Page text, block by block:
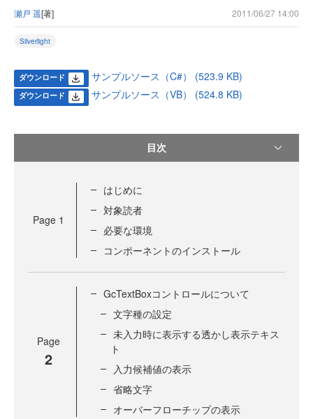
瀬戸 遥[著] 2011/06/27 14:00
Silverlight
ダウンロード サンプルソース（C#） (523.9 KB)
ダウンロード サンプルソース（VB） (524.8 KB)
目次
Page 1
はじめに
対象読者
必要な環境
コンポーネントのインストール
Page
2
GcTextBoxコントロールについて
文字種の設定
未入力時に表示する透かし表示テキス
ト
入力候補値の表示
省略文字
オーバーフローチップの表示